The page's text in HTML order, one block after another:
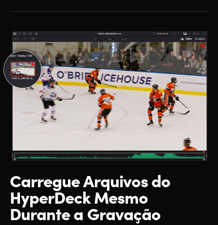
Carregue Arquivosdo
HyperDeck Mesmo
Durante a Gravação